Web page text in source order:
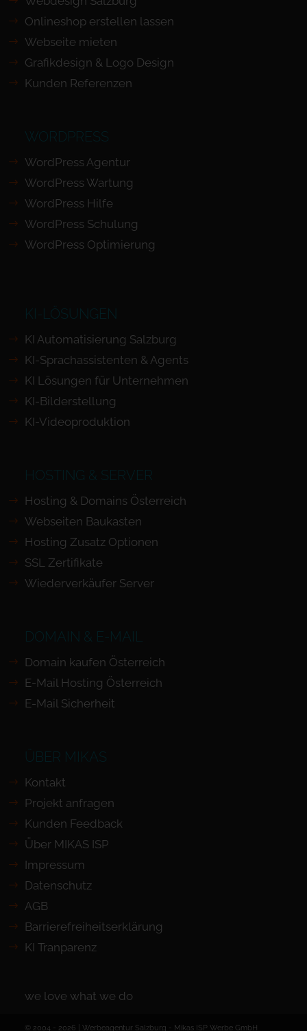
Onlineshop erstellen lassen
Webseite mieten
Grafikdesign & Logo Design
Kunden Referenzen
WORDPRESS
WordPress Agentur
WordPress Wartung
WordPress Hilfe
WordPress Schulung
WordPress Optimierung
KI-LÖSUNGEN
KI Automatisierung Salzburg
KI-Sprachassistenten & Agents
KI Lösungen für Unternehmen
KI-Bilderstellung
KI-Videoproduktion
HOSTING & SERVER
Hosting & Domains Österreich
Webseiten Baukasten
Hosting Zusatz Optionen
SSL Zertifikate
Wiederverkäufer Server
DOMAIN & E-MAIL
Domain kaufen Österreich
E-Mail Hosting Österreich
E-Mail Sicherheit
ÜBER MIKAS
Kontakt
Projekt anfragen
Kunden Feedback
Über MIKAS ISP
Impressum
Datenschutz
AGB
Barrierefreiheits­erklärung
KI Tranparenz
we love what we do
© 2004 - 2026 | Werbeagentur Salzburg - Mikas ISP Werbe GmbH